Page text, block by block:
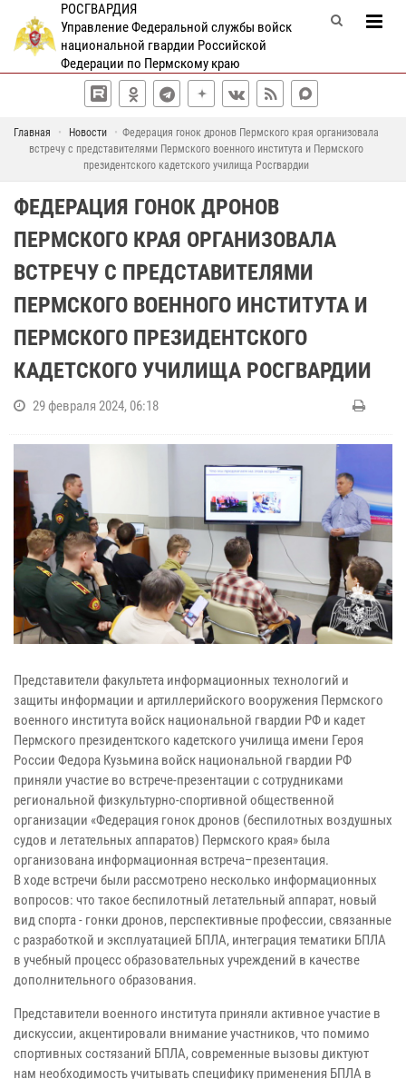
РОСГВАРДИЯ
Управление Федеральной службы войск
национальной гвардии Российской
Федерации по Пермскому краю
Главная Новости
Федерация гонок дронов Пермского края организовала
встречу с представителями Пермского военного института и Пермского
президентского кадетского училища Росгвардии
ФЕДЕРАЦИЯ ГОНОК ДРОНОВ
ПЕРМСКОГО КРАЯ ОРГАНИЗОВАЛА
ВСТРЕЧУ С ПРЕДСТАВИТЕЛЯМИ
ПЕРМСКОГО ВОЕННОГО ИНСТИТУТА И
ПЕРМСКОГО ПРЕЗИДЕНТСКОГО
КАДЕТСКОГО УЧИЛИЩА РОСГВАРДИИ
29 февраля 2024, 06:18
Представители факультета информационных технологий и
защиты информации и артиллерийского вооружения Пермского
военного института войск национальной гвардии РФ и кадет
Пермского президентского кадетского училища имени Героя
России Федора Кузьмина войск национальной гвардии РФ
приняли участие во встрече-презентации с сотрудниками
региональной физкультурно-спортивной общественной
организации «Федерация гонок дронов (беспилотных воздушных
судов и летательных аппаратов) Пермского края» была
организована информационная встреча–презентация.
В ходе встречи были рассмотрено несколько информационных
вопросов: что такое беспилотный летательный аппарат, новый
вид спорта - гонки дронов, перспективные профессии, связанные
с разработкой и эксплуатацией БПЛА, интеграция тематики БПЛА
в учебный процесс образовательных учреждений в качестве
дополнительного образования.
Представители военного института приняли активное участие в
дискуссии, акцентировали внимание участников, что помимо
спортивных состязаний БПЛА, современные вызовы диктуют
нам необходимость учитывать специфику применения БПЛА в